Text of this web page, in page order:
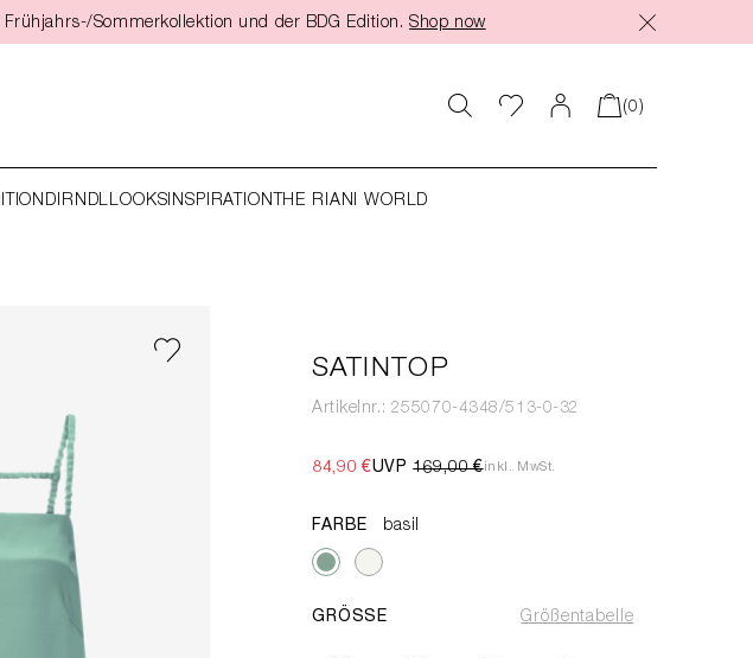
Sommerkollektion und der BDG Edition. Shop now
(0)
DIRNDLLOOKSINSPIRATION THE RIANI WORLD
SATINTOP
Artikelnr.: 255070-4348/513-0-32
84,90 €UVP169,00 €inkl. MwSt.
FARBE basil
GRÖSSE Größentabelle